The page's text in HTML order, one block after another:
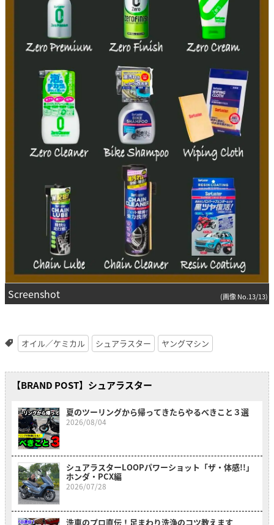
Screenshot (画像 No.13/13)
オイル／ケミカル シュアラスター ヤングマシン
【BRAND POST】シュアラスター
夏のツーリングから帰ってきたらやるべきこと３選
2026/08/04
シュアラスターLOOPパワーショット「ザ・体感!!」
ホンダ・PCX編
2026/07/28
洗車のプロ直伝！足まわり洗浄のコツ教えます